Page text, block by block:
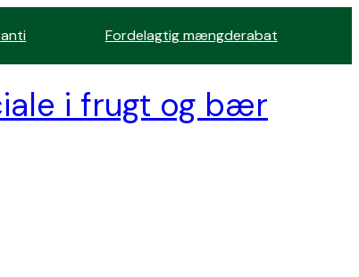
Fordelagtig mængderabat
i frugt og bær